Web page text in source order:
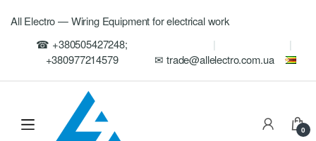
navigation
All Electro — Wiring Equipment for electrical work
☎ +380505427248;
+380977214579
✉ trade@allelectro.com.ua
0